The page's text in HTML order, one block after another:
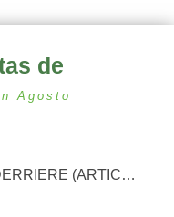
de
Agosto
ELLE EST TOUJOURS DERRIERE (ARTICLE 214)